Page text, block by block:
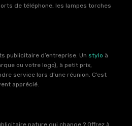
de téléphone, les lampes torches
publicitaire d’entreprise. Un stylo à
ou votre logo), à petit prix,
service lors d’une réunion. C’est
apprécié.